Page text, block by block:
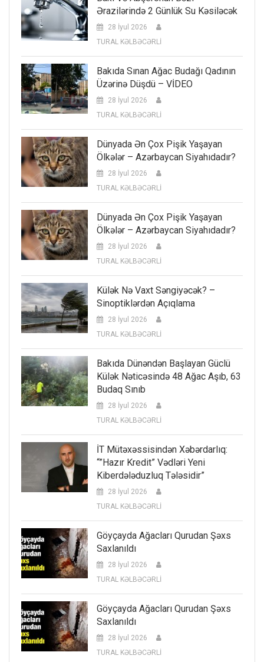
Ərazilərində 2 Günlük Su Kəsiləcək
28 İyul 2026
TURAL KƏLBƏCƏRLİ
Bakıda Sınan Ağac Budağı Qadının
Üzərinə Düşdü – VİDEO
28 İyul 2026
TURAL KƏLBƏCƏRLİ
Dünyada Ən Çox Pişik Yaşayan
Ölkələr – Azərbaycan Siyahıdadır?
28 İyul 2026
TURAL KƏLBƏCƏRLİ
Dünyada Ən Çox Pişik Yaşayan
Ölkələr – Azərbaycan Siyahıdadır?
28 İyul 2026
TURAL KƏLBƏCƏRLİ
Külək Nə Vaxt Səngiyəcək? –
Sinoptiklərdən Açıqlama
28 İyul 2026
TURAL KƏLBƏCƏRLİ
Bakıda Dünəndən Başlayan Güclü
Külək Nəticəsində 48 Ağac Aşıb, 63
Budaq Sınıb
28 İyul 2026
TURAL KƏLBƏCƏRLİ
İT Mütəxəssisindən Xəbərdarlıq:
“”Hazır Kredit” Vədləri Yeni
Kiberdələduzluq Tələsidir”
28 İyul 2026
TURAL KƏLBƏCƏRLİ
Göyçayda Ağacları Qurudan Şəxs
Saxlanıldı
28 İyul 2026
TURAL KƏLBƏCƏRLİ
Göyçayda Ağacları Qurudan Şəxs
Saxlanıldı
28 İyul 2026
TURAL KƏLBƏCƏRLİ